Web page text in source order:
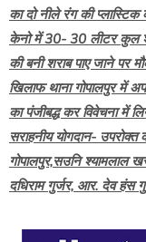
का दो नीले रंग की
केनो में 30- 30 लीटर कुल
की बनी शराब पाए जाने पर
खिलाफ थाना गोपालपुर में
का पंजीबद्ध कर विवेचना में
सराहनीय योगदान- उपरोक्त
गोपालपुर,सउनि श्यामलाल
दधिराम गुर्जर, आर. देव हंस